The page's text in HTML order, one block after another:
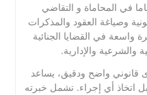
من 30 عاما في المحاماة و التقاضي
وصياغة العقود والمذكرات
واسعة في القضايا الجنائية
والشرعية والإدارية.
قانوني واضح ودقيق، يساعد
اتخاذ أي إجراء. تشمل خبرته